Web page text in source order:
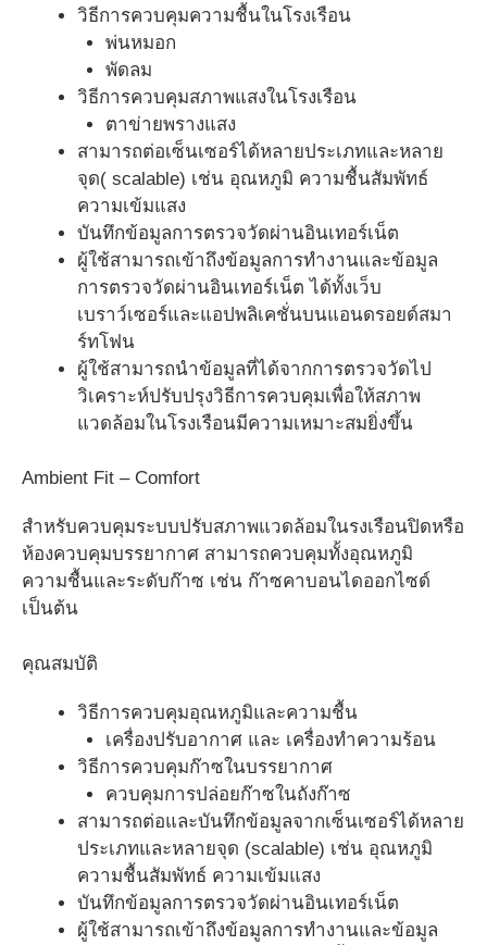
วิธีการควบคุมความชื้นในโรงเรือน
พ่นหมอก
พัดลม
วิธีการควบคุมสภาพแสงในโรงเรือน
ตาข่ายพรางแสง
สามารถต่อเซ็นเซอร์ได้หลายประเภทและหลาย
จุด( scalable) เช่น อุณหภูมิ ความชื้นสัมพัทธ์
ความเข้มแสง
บันทึกข้อมูลการตรวจวัดผ่านอินเทอร์เน็ต
ผู้ใช้สามารถเข้าถึงข้อมูลการทำงานและข้อมูล
การตรวจวัดผ่านอินเทอร์เน็ต ได้ทั้งเว็บ
เบราว์เซอร์และแอปพลิเคชั่นบนแอนดรอยด์สมา
ร์ทโฟน
ผู้ใช้สามารถนำข้อมูลที่ได้จากการตรวจวัดไป
วิเคราะห์ปรับปรุงวิธีการควบคุมเพื่อให้สภาพ
แวดล้อมในโรงเรือนมีความเหมาะสมยิ่งขึ้น
Ambient Fit – Comfort
สำหรับควบคุมระบบปรับสภาพแวดล้อมในรงเรือนปิดหรือ
ห้องควบคุมบรรยากาศ สามารถควบคุมทั้งอุณหภูมิ
ความชื้นและระดับก๊าซ เช่น ก๊าซคาบอนไดออกไซด์
เป็นต้น
คุณสมบัติ
วิธีการควบคุมอุณหภูมิและความชื้น
เครื่องปรับอากาศ และ เครื่องทำความร้อน
วิธีการควบคุมก๊าซในบรรยากาศ
ควบคุมการปล่อยก๊าซในถังก๊าซ
สามารถต่อและบันทึกข้อมูลจากเซ็นเซอร์ได้หลาย
ประเภทและหลายจุด (scalable) เช่น อุณหภูมิ
ความชื้นสัมพัทธ์ ความเข้มแสง
บันทึกข้อมูลการตรวจวัดผ่านอินเทอร์เน็ต
ผู้ใช้สามารถเข้าถึงข้อมูลการทำงานและข้อมูล